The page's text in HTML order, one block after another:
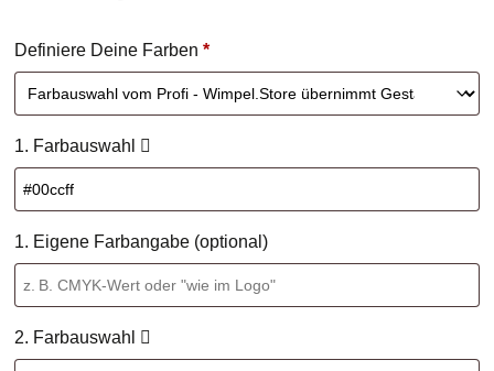
Definiere Deine Farben *
1. Farbauswahl
1. Eigene Farbangabe (optional)
2. Farbauswahl